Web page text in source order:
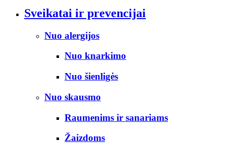
Sveikatai ir prevencijai
Nuo alergijos
Nuo knarkimo
Nuo šienligės
Nuo skausmo
Raumenims ir sanariams
Žaizdoms